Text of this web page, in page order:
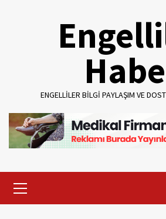
ENGELLILER BILGI PAYLAŞIM VE
Menu